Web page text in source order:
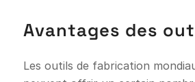
Avantages des
Les outils de fabrication